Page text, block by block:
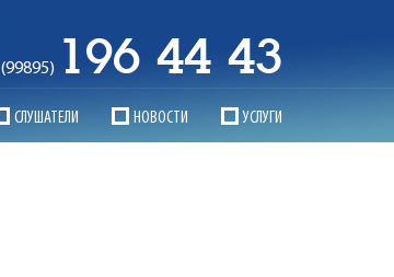
(99895) 196 44 43
СЛУШАТЕЛИ НОВОСТИ УСЛУГИ